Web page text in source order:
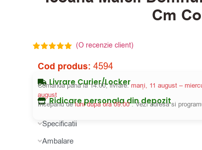
Cm
5.00din 5
pe baza
unei singure
evaluări
(O recenzie client)
Cod produs:4594
Livrare Curier/Locker
Comanda pana la 14:00, livrare:marți, 11 august –
august
Ridicare personala din depozit
Incepand deluni dupa ora 09:00. Vezi adresa si
Specificatii
Ambalare